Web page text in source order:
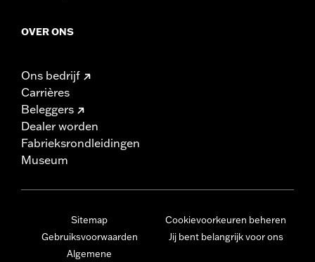
OVER ONS
Ons bedrijf
Carrières
Beleggers
Dealer worden
Fabrieksrondleidingen
Museum
Sitemap
Gebruiksvoorwaarden
Algemene
Cookievoorkeuren beheren
Jij bent belangrijk voor ons